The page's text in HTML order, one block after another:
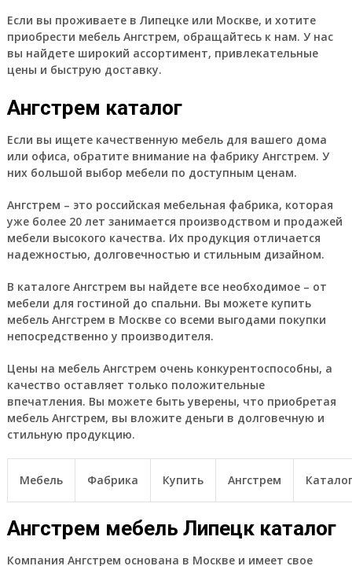
Если вы проживаете в Липецке или Москве, и хотите
приобрести мебель Ангстрем, обращайтесь к нам. У нас
вы найдете широкий ассортимент, привлекательные
цены и быструю доставку.
Ангстрем каталог
Если вы ищете качественную мебель для вашего дома
или офиса, обратите внимание на фабрику Ангстрем. У
них большой выбор мебели по доступным ценам.
Ангстрем – это российская мебельная фабрика, которая
уже более 20 лет занимается производством и продажей
мебели высокого качества. Их продукция отличается
надежностью, долговечностью и стильным дизайном.
В каталоге Ангстрем вы найдете все необходимое – от
мебели для гостиной до спальни. Вы можете купить
мебель Ангстрем в Москве со всеми выгодами покупки
непосредственно у производителя.
Цены на мебель Ангстрем очень конкурентоспособны, а
качество оставляет только положительные
впечатления. Вы можете быть уверены, что приобретая
мебель Ангстрем, вы вложите деньги в долговечную и
стильную продукцию.
Мебель Фабрика Купить Ангстрем Каталог
Ангстрем мебель Липецк каталог
Компания Ангстрем основана в Москве и имеет свое